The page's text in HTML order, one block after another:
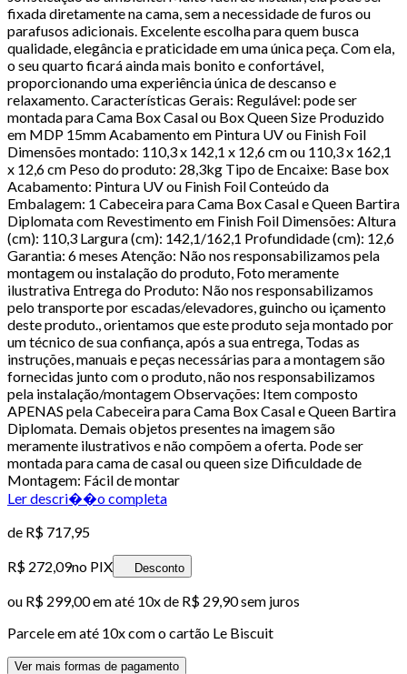
fixada diretamente na cama, sem a necessidade de furos ou
parafusos adicionais. Excelente escolha para quem busca
qualidade, elegância e praticidade em uma única peça. Com ela,
o seu quarto ficará ainda mais bonito e confortável,
proporcionando uma experiência única de descanso e
relaxamento. Características Gerais: Regulável: pode ser
montada para Cama Box Casal ou Box Queen Size Produzido
em MDP 15mm Acabamento em Pintura UV ou Finish Foil
Dimensões montado: 110,3 x 142,1 x 12,6 cm ou 110,3 x 162,1
x 12,6 cm Peso do produto: 28,3kg Tipo de Encaixe: Base box
Acabamento: Pintura UV ou Finish Foil Conteúdo da
Embalagem: 1 Cabeceira para Cama Box Casal e Queen Bartira
Diplomata com Revestimento em Finish Foil Dimensões: Altura
(cm): 110,3 Largura (cm): 142,1/162,1 Profundidade (cm): 12,6
Garantia: 6 meses Atenção: Não nos responsabilizamos pela
montagem ou instalação do produto, Foto meramente
ilustrativa Entrega do Produto: Não nos responsabilizamos
pelo transporte por escadas/elevadores, guincho ou içamento
deste produto., orientamos que este produto seja montado por
um técnico de sua confiança, após a sua entrega, Todas as
instruções, manuais e peças necessárias para a montagem são
fornecidas junto com o produto, não nos responsabilizamos
pela instalação/montagem Observações: Item composto
APENAS pela Cabeceira para Cama Box Casal e Queen Bartira
Diplomata. Demais objetos presentes na imagem são
meramente ilustrativos e não compõem a oferta. Pode ser
montada para cama de casal ou queen size Dificuldade de
Montagem: Fácil de montar
Ler descri��o completa
de R$ 717,95
R$ 272,09no PIX Desconto
ou R$ 299,00em até 10x de R$ 29,90 sem juros
Parcele em até 10x com o cartão Le Biscuit
Ver mais formas de pagamento